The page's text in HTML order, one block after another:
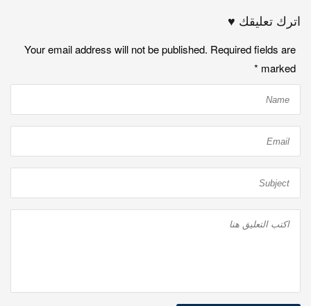
اترك تعليقك ♥
Your email address will not be published. Required fields are
marked
*